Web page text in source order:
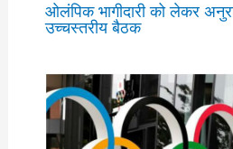
ओलंपिक भागीदारी को लेकर
उच्चस्तरीय बैठक